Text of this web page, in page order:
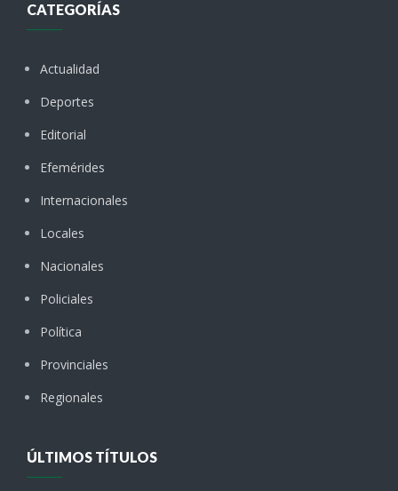
CATEGORÍAS
Actualidad
Deportes
Editorial
Efemérides
Internacionales
Locales
Nacionales
Policiales
Política
Provinciales
Regionales
ÚLTIMOS TÍTULOS